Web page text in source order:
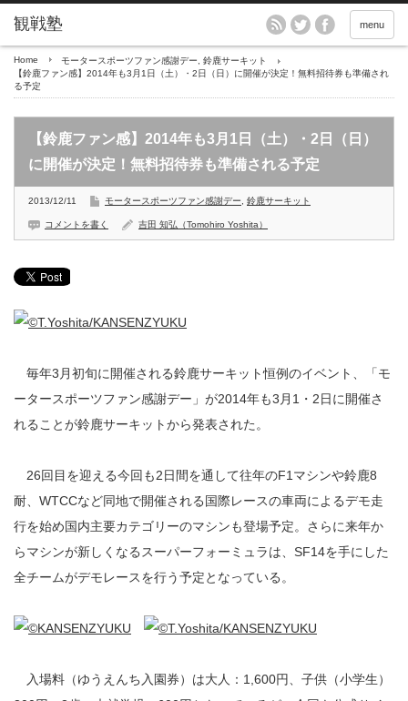
menu
Home モータースポーツファン感謝デー
鈴鹿サーキット
【鈴鹿ファン感】2014年も3月1日（土）・2日（日）に開催が決定！無料招待券も準備され
る予定
【鈴鹿ファン感】2014年も3月1日（土）・2日（日）
に開催が決定！無料招待券も準備される予定
2013/12/11 モータースポーツファン感謝デー 鈴鹿サーキット
コメントを書く 吉田 知弘（Tomohiro Yoshita）
毎年3月初旬に開催される鈴鹿サーキット恒例のイベント、「モ
ータースポーツファン感謝デー」が2014年も3月1・2日に開催さ
れることが鈴鹿サーキットから発表された。
26回目を迎える今回も2日間を通して往年のF1マシンや鈴鹿8
耐、WTCCなど同地で開催される国際レースの車両によるデモ走
行を始め国内主要カテゴリーのマシンも登場予定。さらに来年か
らマシンが新しくなるスーパーフォーミュラは、SF14を手にした
全チームがデモレースを行う予定となっている。
入場料（ゆうえんち入園券）は大人：1,600円、子供（小学生）